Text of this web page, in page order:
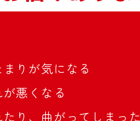
りが気になる
悪くなる
り、曲がってしまった